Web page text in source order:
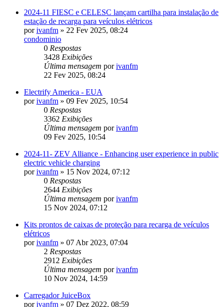
2024-11 FIESC e CELESC lançam cartilha para instalação de
estação de recarga para veículos elétricos
porivanfm » 22 Fev 2025, 08:24
condominio
0 Respostas
3428 Exibições
Última mensagem porivanfm
22 Fev 2025, 08:24
Electrify America - EUA
porivanfm » 09 Fev 2025, 10:54
0 Respostas
3362 Exibições
Última mensagem porivanfm
09 Fev 2025, 10:54
2024-11- ZEV Alliance - Enhancing user experience in public
electric vehicle charging
porivanfm » 15 Nov 2024, 07:12
0 Respostas
2644 Exibições
Última mensagem porivanfm
15 Nov 2024, 07:12
Kits prontos de caixas de proteção para recarga de veículos
elétricos
porivanfm » 07 Abr 2023, 07:04
2 Respostas
2912 Exibições
Última mensagem porivanfm
10 Nov 2024, 14:59
Carregador JuiceBox
porivanfm » 07 Dez 2022, 08:59